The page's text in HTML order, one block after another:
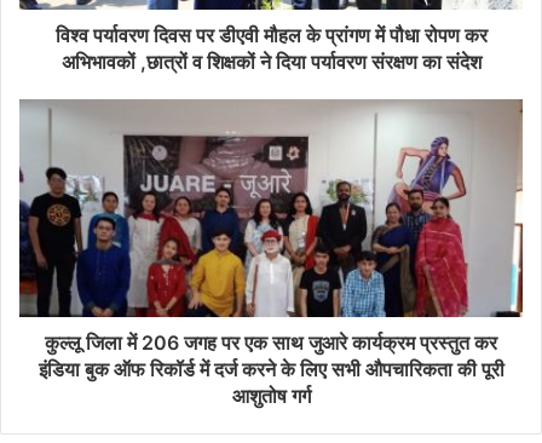
विश्व पर्यावरण दिवस पर डीएवी मौहल के प्रांगण में पौधा रोपण कर
अभिभावकों ,छात्रों व शिक्षकों ने दिया पर्यावरण संरक्षण का संदेश
कुल्लू जिला में 206 जगह पर एक साथ जुआरे कार्यक्रम प्रस्तुत कर
इंडिया बुक ऑफ रिकॉर्ड में दर्ज करने के लिए सभी औपचारिकता की पूरी
आशुतोष गर्ग